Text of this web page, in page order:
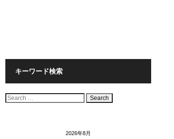
キーワード検索
検
索:
2026年8月